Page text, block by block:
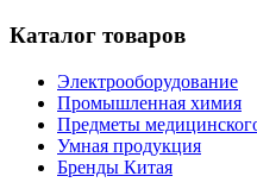
Каталог товаров
Электрооборудование
Промышленная химия
Предметы
Умная продукция
Бренды Китая